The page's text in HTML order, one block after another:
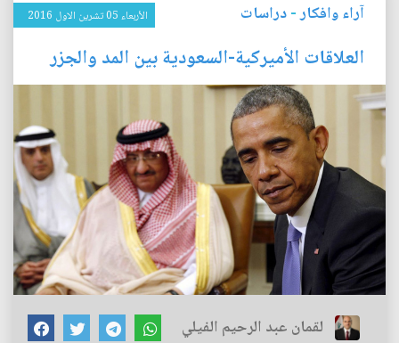
آراء وافكار-دراسات الأربعاء 05 تشرين الاول 2016
العلاقات الأميركية-السعودية بين المد والجزر
لقمان عبد الرحيم الفيلي